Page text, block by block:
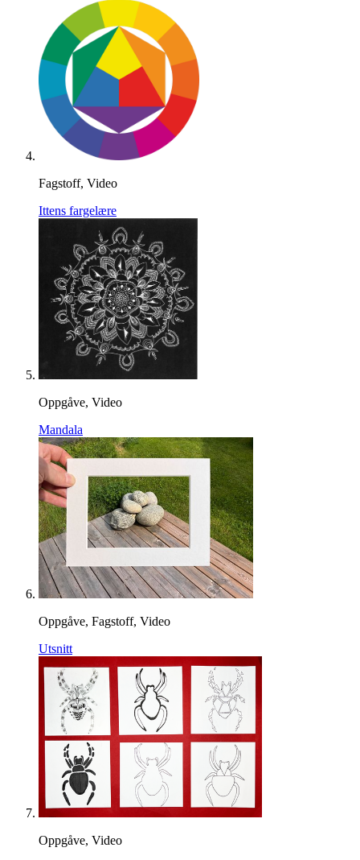
Fagstoff, Video
Ittens fargelære
Oppgåve, Video
Mandala
Oppgåve, Fagstoff, Video
Utsnitt
Oppgåve, Video